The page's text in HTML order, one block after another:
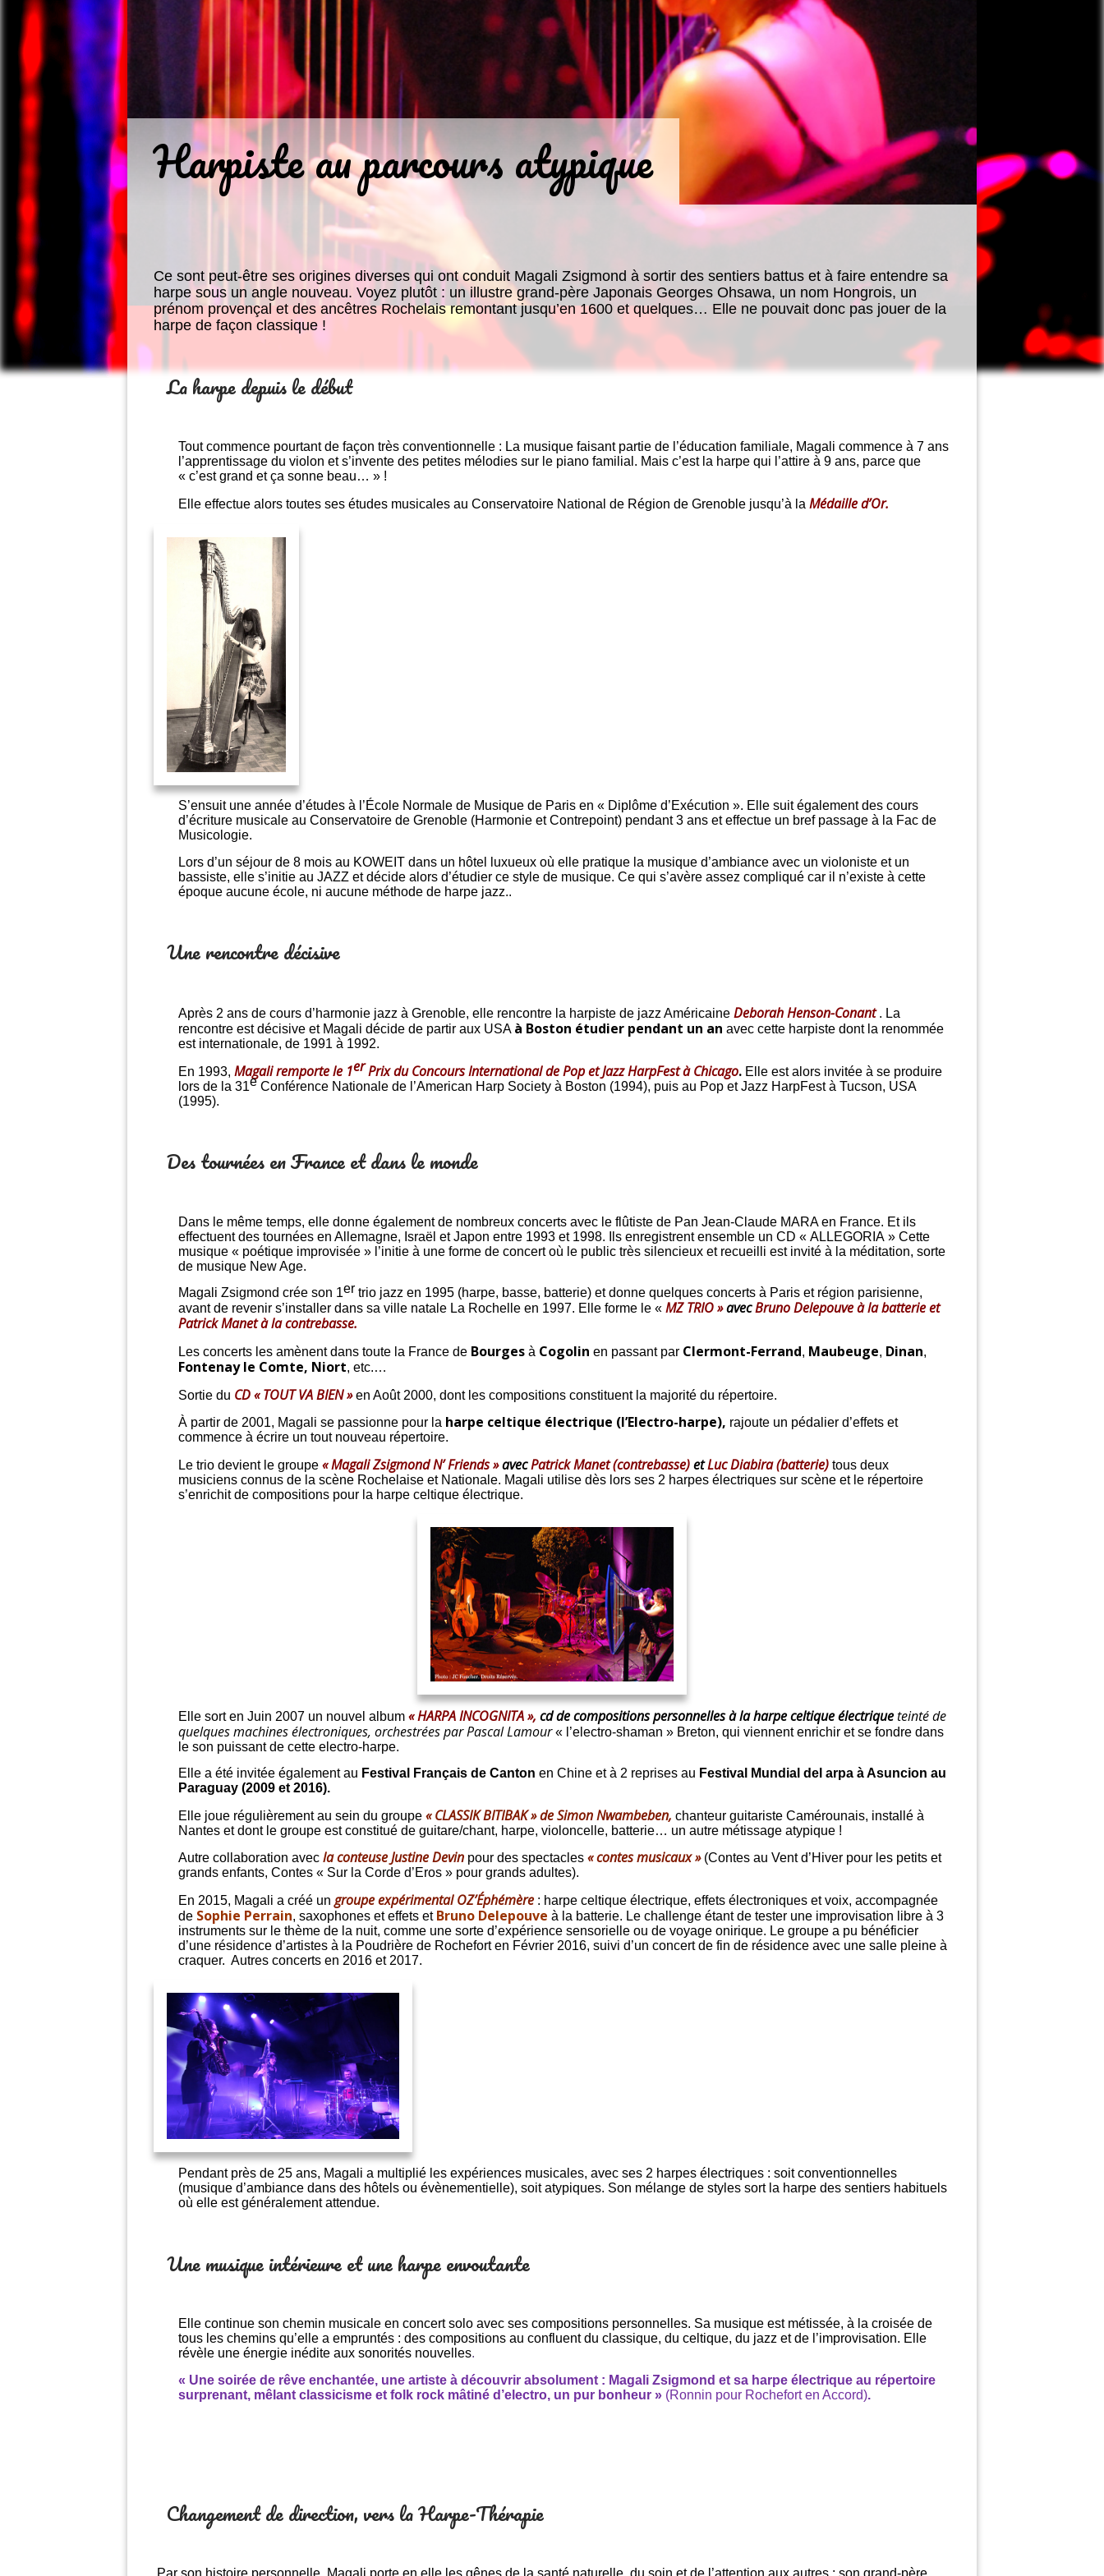
Harpiste au parcours atypique
Ce sont peut-être ses origines diverses qui ont conduit Magali Zsigmond à sortir des sentiers battus et à faire entendre sa
harpe sous un angle nouveau. Voyez plutôt : un illustre grand-père Japonais Georges Ohsawa, un nom Hongrois, un
prénom provençal et des ancêtres Rochelais remontant jusqu’en 1600 et quelques… Elle ne pouvait donc pas jouer de la
harpe de façon classique !
La harpe depuis le début
Tout commence pourtant de façon très conventionnelle : La musique faisant partie de l’éducation familiale, Magalicommence à 7 ans
l’apprentissage du violon et s’invente des petites mélodies sur le piano familial. Mais c’est la harpe qui l’attire à 9 ans, parce que
« c’est grand et ça sonne beau… » !
Elle effectue alors toutes ses études musicales au Conservatoire National de Région de Grenoble jusqu’à laMédaille d’Or.
S’ensuit une année d’études à l’École Normale de Musique de Paris en « Diplôme d’Exécution ». Elle suit également des cours
d’écriture musicale au Conservatoire de Grenoble (Harmonie et Contrepoint) pendant 3 ans et effectue un bref passage à la Fac de
Musicologie.
Lors d’un séjour de 8 mois au KOWEIT dans un hôtel luxueux où elle pratique la musique d’ambiance avec un violoniste et un
bassiste, elle s’initie au JAZZ et décide alors d’étudier ce style de musique. Ce qui s’avère assez compliqué car il n’existe à cette
époque aucune école, ni aucune méthode de harpe jazz..
Une rencontre décisive
Après 2 ans de cours d’harmonie jazz à Grenoble, elle rencontre la harpiste de jazz AméricaineDeborah Henson-Conant . La
rencontre est décisive et Magali décide de partir aux USA à Boston étudier pendant un an avec cette harpiste dont la renommée
est internationale, de 1991 à 1992.
En 1993,Magali remporte le 1erPrix du Concours International de Pop et Jazz HarpFest à Chicago. Elle est alors invitée à se produire
lors de la 31e Conférence Nationale de l’American Harp Society à Boston (1994), puis au Pop et Jazz HarpFest à Tucson, USA
(1995).
Des tournées en France et dans le monde
Dans le même temps, elle donne également de nombreux concerts avec le flûtiste de Pan Jean-Claude MARA en France. Et ils
effectuent des tournées en Allemagne, Israël et Japon entre 1993 et 1998. Ils enregistrent ensemble un CD « ALLEGORIA » Cette
musique « poétique improvisée » l’initie à une forme de concert où le public très silencieux et recueilli est invité à la méditation, sorte
de musique New Age.
Magali Zsigmond crée son 1er trio jazz en 1995 (harpe, basse, batterie) et donne quelques concerts à Paris et région parisienne,
avant de revenir s’installer dans sa ville natale La Rochelle en 1997. Elle forme le «MZ TRIO »avecBruno Delepouve à la batterie et
Patrick Manet à la contrebasse.
Les concerts les amènent dans toute la France de Bourges à Cogolinen passant par Clermont-Ferrand, Maubeuge, Dinan,
Fontenay le Comte, Niort, etc.…
Sortie du CD « TOUT VA BIEN »en Août 2000, dont les compositions constituent la majorité du répertoire.
À partir de 2001, Magali se passionne pour la harpe celtique électrique (l’Electro-harpe), rajoute un pédalier d’effets et
commence à écrire un tout nouveau répertoire.
Le trio devient le groupe« Magali Zsigmond N’ Friends »avecPatrick Manet (contrebasse)etLuc Diabira (batterie) tous deux
musiciens connus de la scène Rochelaise et Nationale. Magali utilise dès lors ses 2 harpes électriques sur scène et le répertoire
s’enrichit de compositions pour la harpe celtique électrique.
Elle sort en Juin 2007 un nouvel album« HARPA INCOGNITA »,cd de compositions personnelles à la harpe celtique électriqueteinté de
quelquesmachines électroniques, orchestrées par Pascal Lamour« l’electro-shaman » Breton, qui viennent enrichir et se fondre dans
le son puissant de cette electro-harpe.
Elle a été invitée également au Festival Français de Canton en Chine et à 2 reprises au Festival Mundial del arpa à Asuncion au
Paraguay (2009 et 2016).
Elle joue régulièrement au sein du groupe« CLASSIK BITIBAK » deSimon Nwambeben,chanteur guitariste Camérounais, installé à
Nantes et dont le groupe est constitué de guitare/chant, harpe, violoncelle, batterie… un autre métissage atypique !
Autre collaboration avecla conteuse Justine Devin pour des spectacles « contes musicaux » (Contes au Vent d’Hiver pour les petits et
grands enfants, Contes « Sur la Corde d’Eros » pour grands adultes).
En 2015, Magali a créé un groupe expérimental OZ’Éphémère : harpe celtique électrique, effets électroniques et voix, accompagnée
de Sophie Perrain, saxophones et effets et Bruno Delepouve à la batterie. Le challenge étant de tester une improvisation libre à 3
instruments sur le thème de la nuit, comme une sorte d’expérience sensorielle ou de voyage onirique. Le groupe a pu bénéficier
d’une résidence d’artistes à la Poudrière de Rochefort en Février 2016, suivi d’un concert de fin de résidence avec une salle pleine à
craquer. Autres concerts en 2016 et 2017.
Pendant près de 25 ans, Magali a multiplié les expériences musicales, avec ses 2 harpes électriques : soit conventionnelles
(musique d’ambiance dans des hôtels ou évènementielle), soit atypiques. Son mélange de styles sort la harpe des sentiers habituels
où elle est généralement attendue.
Une musique intérieure et une harpe envoutante
Elle continue son chemin musicale en concert solo avec ses compositions personnelles. Sa musique est métissée, à la croisée de
tous les chemins qu’elle a empruntés : des compositions au confluent du classique, du celtique, du jazz et de l’improvisation. Elle
révèle une énergie inédite aux sonorités nouvelles.
« Une soirée de rêve enchantée, une artiste à découvrir absolument : Magali Zsigmond et sa harpe électrique au répertoire
surprenant, mêlant classicisme et folk rock mâtiné d’electro, un pur bonheur » (Ronnin pour Rochefort en Accord).
Changement de direction, vers la Harpe-Thérapie